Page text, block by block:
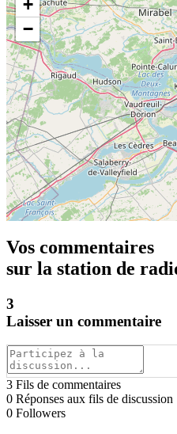
+
−
Vos commentaires
sur la station de
3
Laisser un commentaire
3 Fils de commentaires
0 Réponses aux fils de discussion
0 Followers